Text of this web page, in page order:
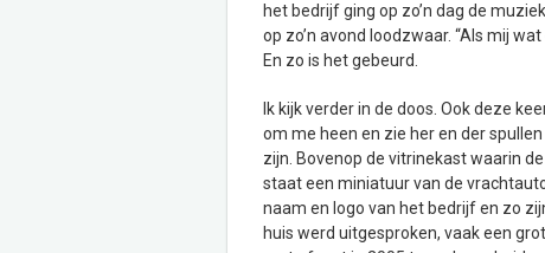
het bedrijf ging op zo’n dag de
op zo’n avond loodzwaar. “Als mij
En zo is het gebeurd.
Ik kijk verder in de doos. Ook deze
om me heen en zie her en der
zijn. Bovenop de vitrinekast waarin
staat een miniatuur van de
naam en logo van het bedrijf en zo
huis werd uitgesproken, vaak een